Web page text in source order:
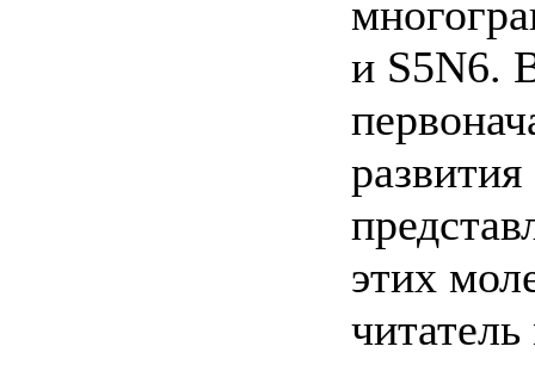
и S5N6.
развития
этих